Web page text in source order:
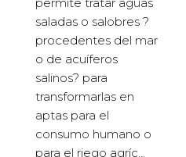
saladas o salobres ?
procedentes del mar
o de acuíferos
salinos? para
transformarlas en
aptas para el
consumo humano o
para el riego agríc...